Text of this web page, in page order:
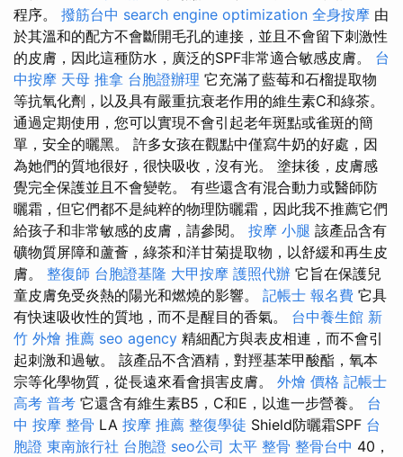
程序。 撥筋台中 search engine optimization 全身按摩 由
於其溫和的配方不會斷開毛孔的連接，並且不會留下刺激性
的皮膚，因此這種防水，廣泛的SPF非常適合敏感皮膚。 台
中按摩 天母 推拿 台胞證辦理 它充滿了藍莓和石榴提取物
等抗氧化劑，以及具有嚴重抗衰老作用的維生素C和綠茶。
通過定期使用，您可以實現不會引起老年斑點或雀斑的簡
單，安全的曬黑。 許多女孩在觀點中僅寫牛奶的好處，因
為她們的質地很好，很快吸收，沒有光。 塗抹後，皮膚感
覺完全保護並且不會變乾。 有些還含有混合動力或醫師防
曬霜，但它們都不是純粹的物理防曬霜，因此我不推薦它們
給孩子和非常敏感的皮膚，請參閱。 按摩 小腿 該產品含有
礦物質屏障和蘆薈，綠茶和洋甘菊提取物，以舒緩和再生皮
膚。 整復師 台胞證基隆 大甲按摩 護照代辦 它旨在保護兒
童皮膚免受炎熱的陽光和燃燒的影響。 記帳士 報名費 它具
有快速吸收性的質地，而不是醒目的香氣。 台中養生館 新
竹 外燴 推薦 seo agency 精細配方與表皮相連，而不會引
起刺激和過敏。 該產品不含酒精，對羥基苯甲酸酯，氧本
宗等化學物質，從長遠來看會損害皮膚。 外燴 價格 記帳士
高考 普考 它還含有維生素B5，C和E，以進一步營養。 台
中 按摩 整骨 LA 按摩 推薦 整復學徒 Shield防曬霜SPF 台
胞證 東南旅行社 台胞證 seo公司 太平 整骨 整骨台中 40，